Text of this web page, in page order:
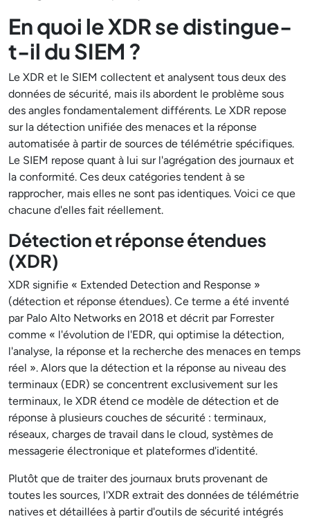
En quoi le XDR se distingue-
t-il du SIEM ?
Le XDR et le SIEM collectent et analysent tous deux des
données de sécurité, mais ils abordent le problème sous
des angles fondamentalement différents. Le XDR repose
sur la détection unifiée des menaces et la réponse
automatisée à partir de sources de télémétrie spécifiques.
Le SIEM repose quant à lui sur l'agrégation des journaux et
la conformité. Ces deux catégories tendent à se
rapprocher, mais elles ne sont pas identiques. Voici ce que
chacune d'elles fait réellement.
Détection et réponse étendues
(XDR)
XDR signifie « Extended Detection and Response »
(détection et réponse étendues). Ce terme a été inventé
par Palo Alto Networks en 2018 et décrit par Forrester
comme « l'évolution de l'EDR, qui optimise la détection,
l'analyse, la réponse et la recherche des menaces en temps
réel ». Alors que la détection et la réponse au niveau des
terminaux (EDR) se concentrent exclusivement sur les
terminaux, le XDR étend ce modèle de détection et de
réponse à plusieurs couches de sécurité : terminaux,
réseaux, charges de travail dans le cloud, systèmes de
messagerie électronique et plateformes d'identité.
Plutôt que de traiter des journaux bruts provenant de
toutes les sources, l'XDR extrait des données de télémétrie
natives et détaillées à partir d'outils de sécurité intégrés